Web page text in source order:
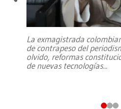
La exmagistrada
de contrapeso del
olvido, reformas
de nuevas tecnologías...